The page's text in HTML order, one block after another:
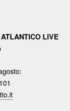
LIVE